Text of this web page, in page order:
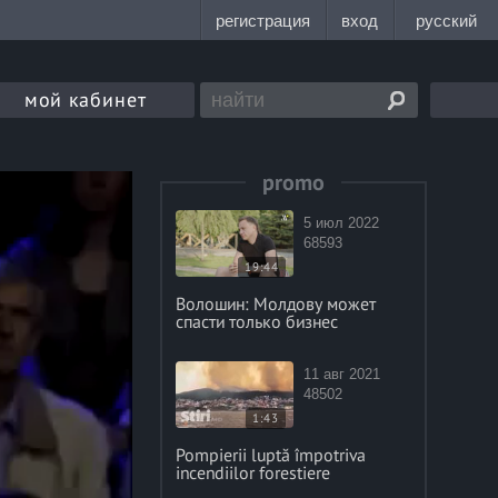
мой кабинет
promo
19:44
5 июл 2022
68593
Волошин: Молдову может
спасти только бизнес
1:43
11 авг 2021
48502
Pompierii luptă împotriva
incendiilor forestiere